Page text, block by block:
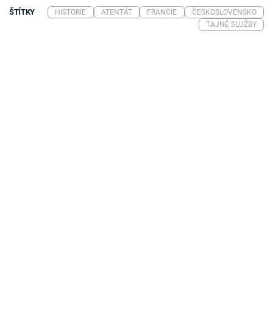
ŠTÍTKY HISTORIE ATENTÁT FRANCIE
ČESKOSLOVENSKO
TAJNÉ SLUŽBY